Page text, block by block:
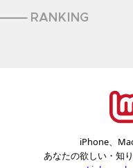
RANKING
iPhone、
あなたの欲しい・知